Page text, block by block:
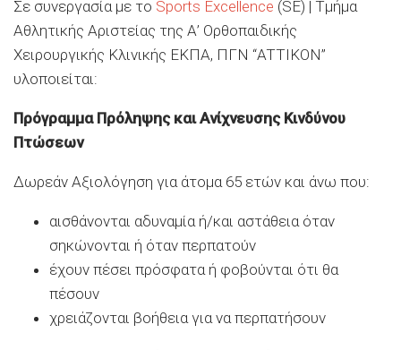
Σε συνεργασία με το Sports Excellence (SE) | Τμήμα
Αθλητικής Αριστείας της Α’ Ορθοπαιδικής
Χειρουργικής Κλινικής ΕΚΠΑ, ΠΓΝ “ATTIKON”
υλοποιείται:
Πρόγραμμα Πρόληψης και Ανίχνευσης Κινδύνου
Πτώσεων
Δωρεάν Αξιολόγηση για άτομα 65 ετών και άνω που:
αισθάνονται αδυναμία ή/και αστάθεια όταν
σηκώνονται ή όταν περπατούν
έχουν πέσει πρόσφατα ή φοβούνται ότι θα
πέσουν
χρειάζονται βοήθεια για να περπατήσουν